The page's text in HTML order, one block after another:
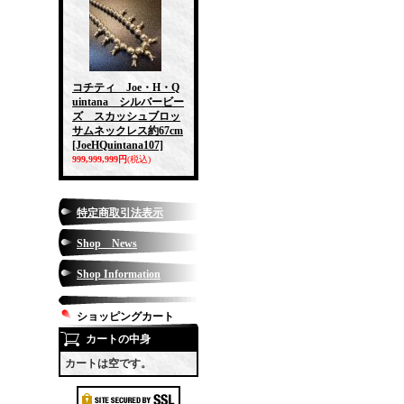
コチティ Joe・H・Q
uintana シルバービー
ズ スカッシュブロッ
サムネックレス約67cm
[JoeHQuintana107]
999,999,999円(税込)
特定商取引法表示
Shop News
Shop Information
ショッピングカート
カートの中身
カートは空です。